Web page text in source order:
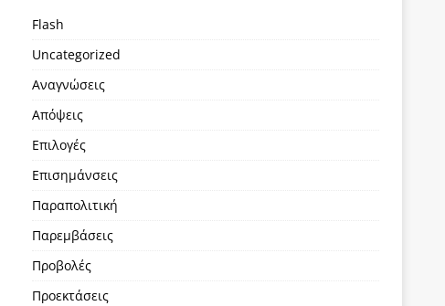
Flash
Uncategorized
Αναγνώσεις
Απόψεις
Επιλογές
Επισημάνσεις
Παραπολιτική
Παρεμβάσεις
Προβολές
Προεκτάσεις